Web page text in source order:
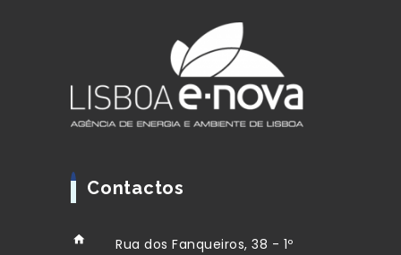
Contactos
Rua dos Fanqueiros, 38 - 1º